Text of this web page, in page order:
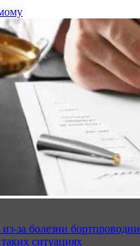
за болезни
ситуациях